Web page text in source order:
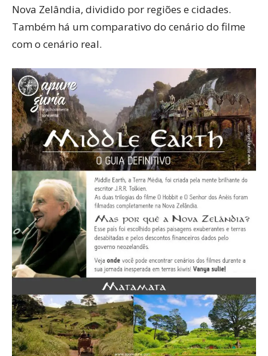
Nova Zelândia, dividido por regiões e cidades.
Também há um comparativo do cenário do filme
com o cenário real.